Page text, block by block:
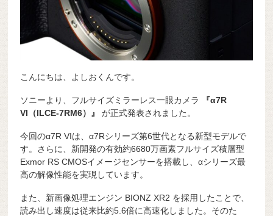
こんにちは、よしおくんです。
ソニーより、フルサイズミラーレス一眼カメラ
『α7R
VI（ILCE-7RM6）』
が正式発表されました。
今回のα7R VIは、α7Rシリーズ第6世代となる新型モデルで
す。さらに、新開発の有効約6680万画素フルサイズ積層型
Exmor RS CMOSイメージセンサーを搭載し、αシリーズ最
高の解像性能を実現しています。
また、新画像処理エンジン BIONZ XR2 を採用したことで、
読み出し速度は従来比約5.6倍に高速化しました。そのた